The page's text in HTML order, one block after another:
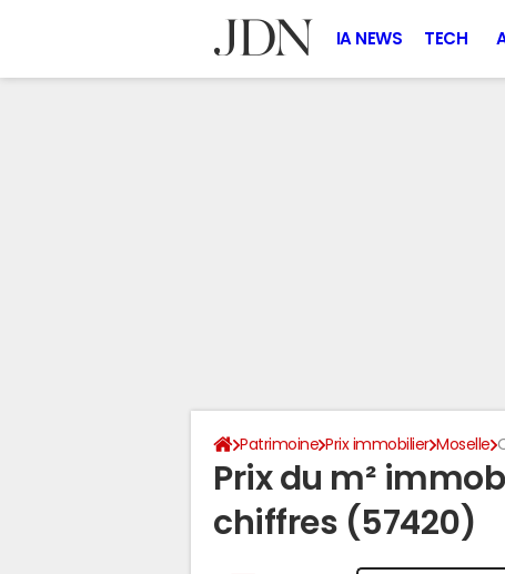
IA NEWS TECH
Patrimoine Prix immobilier Moselle
Prix du m²
chiffres (57420)